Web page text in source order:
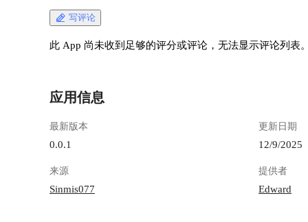
写评论
此 App 尚未收到足够的评分或评论，无法显示评论列表
应用信息
最新版本
0.0.1
更新日期
12/9/2025
来源
Sinmis077
提供者
Edward